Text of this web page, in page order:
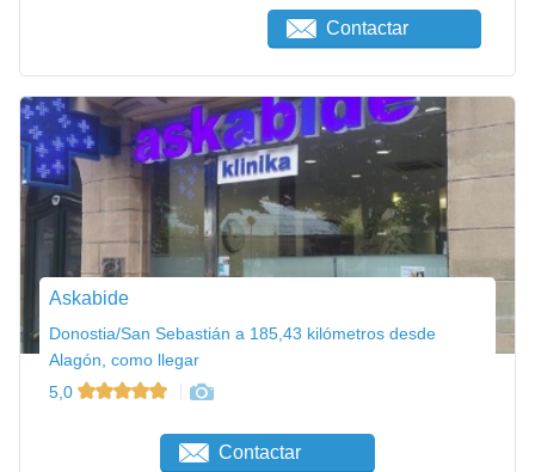
Contactar
Askabide
Donostia/San Sebastián a 185,43 kilómetros desde
Alagón, como llegar
5,0
Contactar